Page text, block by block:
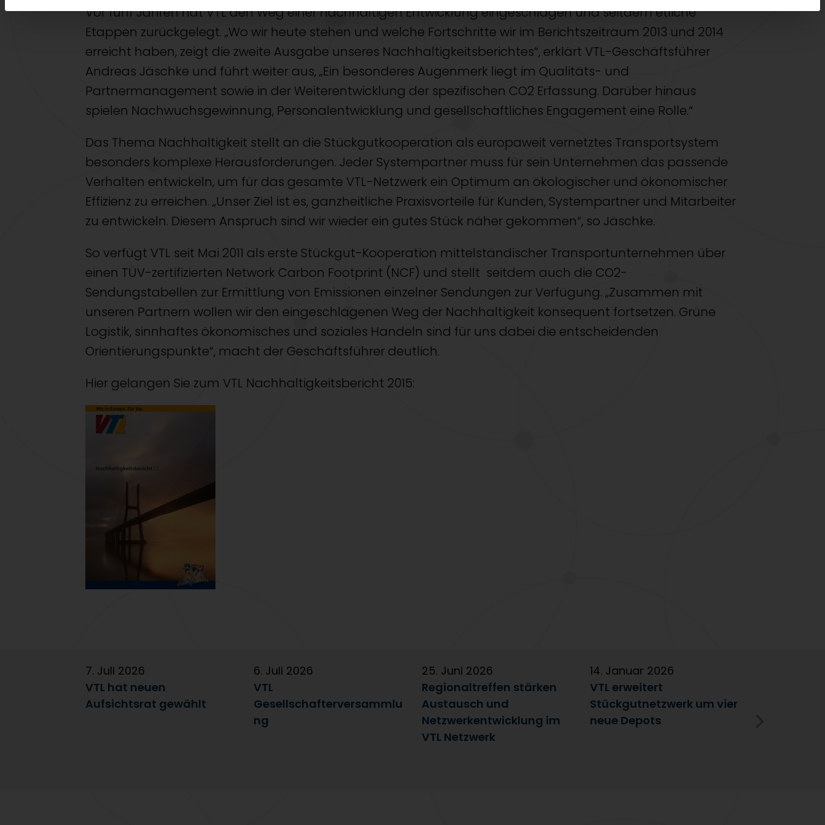
Vor fünf Jahren hat VTL den Weg einer nachhaltigen Entwicklung eingeschlagen und seitdem etliche
Etappen zurückgelegt. „Wo wir heute stehen und welche Fortschritte wir im Berichtszeitraum 2013 und 2014
erreicht haben, zeigt die zweite Ausgabe unseres Nachhaltigkeitsberichtes“, erklärt VTL-Geschäftsführer
Andreas Jäschke und führt weiter aus, „Ein besonderes Augenmerk liegt im Qualitäts- und
Partnermanagement sowie in der Weiterentwicklung der spezifischen CO2 Erfassung. Darüber hinaus
spielen Nachwuchsgewinnung, Personalentwicklung und gesellschaftliches Engagement eine Rolle.“
Das Thema Nachhaltigkeit stellt an die Stückgutkooperation als europaweit vernetztes Transportsystem
besonders komplexe Herausforderungen. Jeder Systempartner muss für sein Unternehmen das passende
Verhalten entwickeln, um für das gesamte VTL-Netzwerk ein Optimum an ökologischer und ökonomischer
Effizienz zu erreichen. „Unser Ziel ist es, ganzheitliche Praxisvorteile für Kunden, Systempartner und Mitarbeiter
zu entwickeln. Diesem Anspruch sind wir wieder ein gutes Stück näher gekommen“, so Jäschke.
So verfügt VTL seit Mai 2011 als erste Stückgut-Kooperation mittelständischer Transportunternehmen über
einen TÜV-zertifizierten Network Carbon Footprint (NCF) und stellt seitdem auch die CO2-
Sendungstabellen zur Ermittlung von Emissionen einzelner Sendungen zur Verfügung. „Zusammen mit
unseren Partnern wollen wir den eingeschlagenen Weg der Nachhaltigkeit konsequent fortsetzen. Grüne
Logistik, sinnhaftes ökonomisches und soziales Handeln sind für uns dabei die entscheidenden
Orientierungspunkte“, macht der Geschäftsführer deutlich.
Hier gelangen Sie zum VTL Nachhaltigkeitsbericht 2015:
7. Juli 2026
VTL hat neuen
Aufsichtsrat gewählt
6. Juli 2026
VTL
Gesellschafterversammlu
ng
25. Juni 2026
Regionaltreffen stärken
Austausch und
Netzwerkentwicklung im
VTL Netzwerk
14. Januar 2026
VTL erweitert
Stückgutnetzwerk um vier
neue Depots